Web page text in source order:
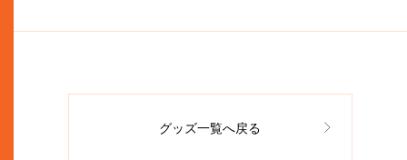
グッズ一覧へ戻る